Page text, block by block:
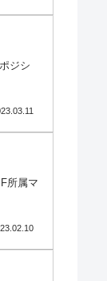
ジシ
所属マ